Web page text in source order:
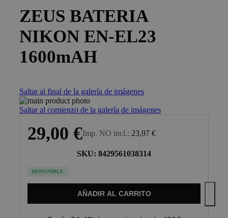
ZEUS BATERIA
NIKON EN-EL23
1600mAH
Saltar al final de la galería de imágenes
Saltar al comienzo de la galería de imágenes
29,00 €Imp. NO incl. 23,97 €
SKU: 8429561038314
DISPONIBLE
AÑADIR AL CARRITO